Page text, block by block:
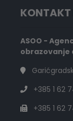
ASOO -
obrazovanje
+385 1 62
+385 1 62